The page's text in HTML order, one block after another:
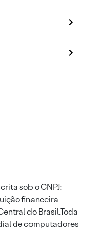
sob o CNPJ:
financeira
do Brasil.Toda
de computadores